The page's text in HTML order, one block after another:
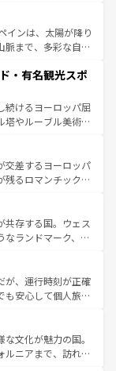
マルフィ海岸の絶
の合間には、本場の
理を堪能することも
旅をしてみよう！
インは、太陽が降り
脈まで、多彩な自然
メンコ、熱気あふ
の一部となってい
気や、バルセロナの
代ローマ遺跡や中世
スペインはその個
する。 なお、新着のスペイン情報は コ
・有名観光スポ
続けるヨーロッパ屈
塔やルーブル美術館
宮殿、歴史的な大
然が、訪れる者を心
の国としても知ら
、プロヴァンスの
しみ方が可能だ。さ
ており、どの街角に
なる文化を体験で
情報はコンテンツ一覧
交差するヨーロッパ
残るロマンチック街
ることがない。ベ
アルプスの絶景、そ
風景は必見。ビール
新着の
てほしい。
共存する国。ウェス
なランドマーク、歴
雅なアフタヌーン
国パブ、サッカー観
豊富。イギリスを旅
が、運行時刻が正確
も安心して個人旅行
ではのユニークな
町歩きも満喫する
物価も高いが、旅行
文化が魅力の国。
ルニアまで、訪れる